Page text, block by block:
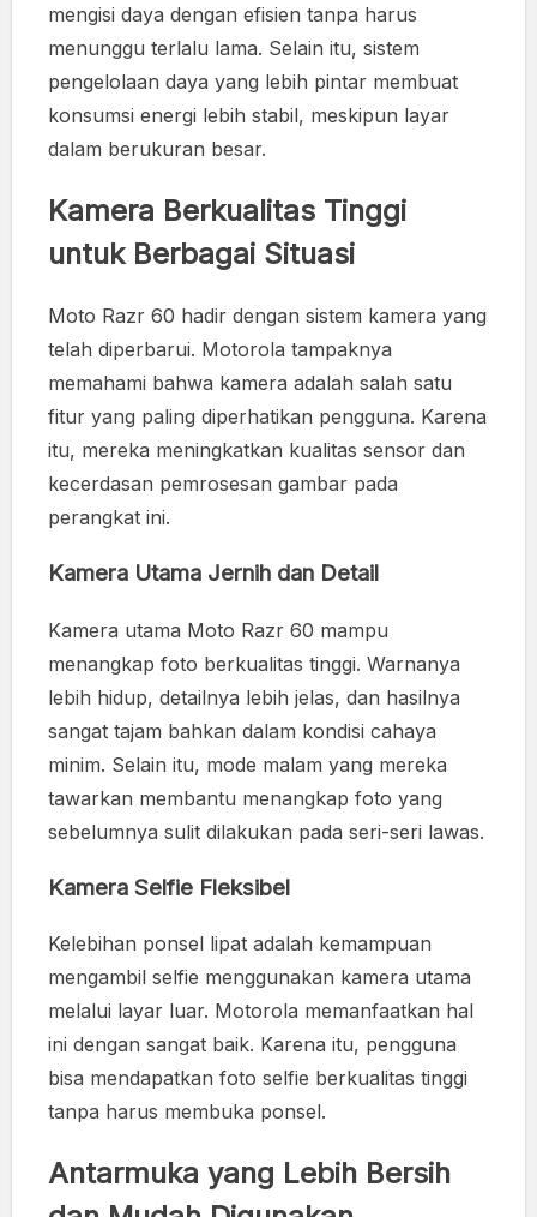
mengisi daya dengan efisien tanpa harus
menunggu terlalu lama. Selain itu, sistem
pengelolaan daya yang lebih pintar membuat
konsumsi energi lebih stabil, meskipun layar
dalam berukuran besar.
Kamera Berkualitas Tinggi
untuk Berbagai Situasi
Moto Razr 60 hadir dengan sistem kamera yang
telah diperbarui. Motorola tampaknya
memahami bahwa kamera adalah salah satu
fitur yang paling diperhatikan pengguna. Karena
itu, mereka meningkatkan kualitas sensor dan
kecerdasan pemrosesan gambar pada
perangkat ini.
Kamera Utama Jernih dan Detail
Kamera utama Moto Razr 60 mampu
menangkap foto berkualitas tinggi. Warnanya
lebih hidup, detailnya lebih jelas, dan hasilnya
sangat tajam bahkan dalam kondisi cahaya
minim. Selain itu, mode malam yang mereka
tawarkan membantu menangkap foto yang
sebelumnya sulit dilakukan pada seri-seri lawas.
Kamera Selfie Fleksibel
Kelebihan ponsel lipat adalah kemampuan
mengambil selfie menggunakan kamera utama
melalui layar luar. Motorola memanfaatkan hal
ini dengan sangat baik. Karena itu, pengguna
bisa mendapatkan foto selfie berkualitas tinggi
tanpa harus membuka ponsel.
Antarmuka yang Lebih Bersih